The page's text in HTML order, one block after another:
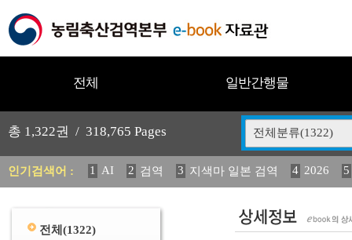
전체 일반간행물
총 1,322권 / 318,765 Pages 전체분류(1322)
인기검색어 : 1 AI 2 검역 3 지색마 일본 검역 4 2026
5
11 2025 12 중독성 식물 도감 13 媛 異 14
전체 (1322)